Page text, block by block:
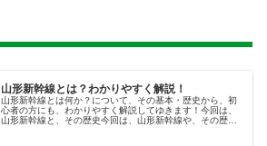
山形新幹線とは？わかりやすく解説！
山形新幹線とは何か？について、その基本・歴史から、初
心者の方にも、わかりやすく解説してゆきます！今回は、
山形新幹線と、その歴史今回は、山形新幹線や、その歴史